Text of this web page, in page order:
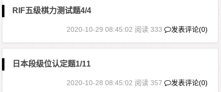
RIF五级棋力测试题4/4
2020-10-29 08:45:02 阅读 333 发表评论(0)
日本段级位认定题1/11
2020-10-28 08:45:02 阅读 357 发表评论(0)